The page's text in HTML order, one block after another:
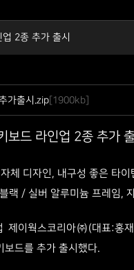
2종 추가 출시
가출시.zip [1900kb]
보드 라인업 2종 추가
체 디자인, 내구성 좋은 타
랙 / 실버 알루미늄 프레임,
제이웍스코리아㈜(대표:홍
드를 추가 출시했다.